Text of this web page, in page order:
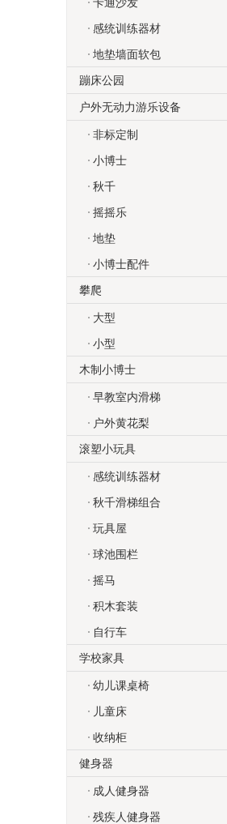
感统训练器材
地垫墙面软包
蹦床公园
户外无动力游乐设备
非标定制
小博士
秋千
摇摇乐
地垫
小博士配件
攀爬
大型
小型
木制小博士
早教室内滑梯
户外黄花梨
滚塑小玩具
感统训练器材
秋千滑梯组合
玩具屋
球池围栏
摇马
积木套装
自行车
学校家具
幼儿课桌椅
儿童床
收纳柜
健身器
成人健身器
残疾人健身器